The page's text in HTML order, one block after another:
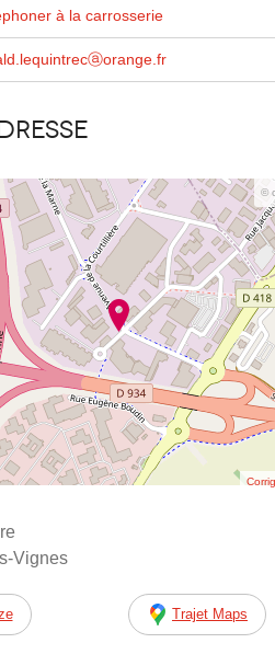
à la carrosserie
©
Vignes
Trajet Maps